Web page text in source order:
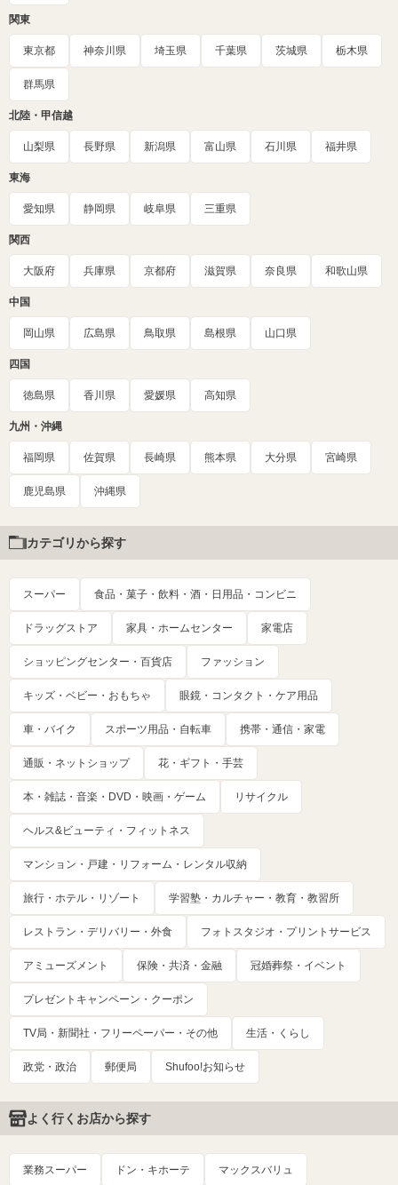
関東
東京都 神奈川県 埼玉県 千葉県 茨城県 栃木県
群馬県
北陸・甲信越
山梨県 長野県 新潟県 富山県 石川県 福井県
東海
愛知県 静岡県 岐阜県 三重県
関西
大阪府 兵庫県 京都府 滋賀県 奈良県 和歌山県
中国
岡山県 広島県 鳥取県 島根県 山口県
四国
徳島県 香川県 愛媛県 高知県
九州・沖縄
福岡県 佐賀県 長崎県 熊本県 大分県 宮崎県
鹿児島県 沖縄県
カテゴリから探す
スーパー 食品・菓子・飲料・酒・日用品・コンビニ
ドラッグストア 家具・ホームセンター 家電店
ショッピングセンター・百貨店 ファッション
キッズ・ベビー・おもちゃ 眼鏡・コンタクト・ケア用品
車・バイク スポーツ用品・自転車 携帯・通信・家電
通販・ネットショップ 花・ギフト・手芸
本・雑誌・音楽・DVD・映画・ゲーム リサイクル
ヘルス&ビューティ・フィットネス
マンション・戸建・リフォーム・レンタル収納
旅行・ホテル・リゾート 学習塾・カルチャー・教育・教習所
レストラン・デリバリー・外食 フォトスタジオ・プリントサービス
アミューズメント 保険・共済・金融 冠婚葬祭・イベント
プレゼントキャンペーン・クーポン
TV局・新聞社・フリーペーパー・その他 生活・くらし
政党・政治 郵便局 Shufoo!お知らせ
よく行くお店から探す
業務スーパー ドン・キホーテ マックスバリュ